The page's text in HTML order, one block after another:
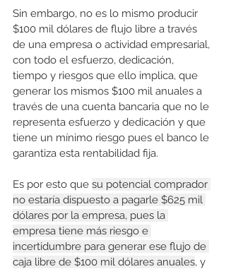
Sin embargo, no es lo mismo producir
$100 mil dólares de flujo libre a través
de una empresa o actividad empresarial,
con todo el esfuerzo, dedicación,
tiempo y riesgos que ello implica, que
generar los mismos $100 mil anuales a
través de una cuenta bancaria que no le
representa esfuerzo y dedicación y que
tiene un mínimo riesgo pues el banco le
garantiza esta rentabilidad fija.
Es por esto que su potencial comprador
no estaría dispuesto a pagarle $625 mil
dólares por la empresa, pues la
empresa tiene más riesgo e
incertidumbre para generar ese flujo de
caja libre de $100 mil dólares anuales, y